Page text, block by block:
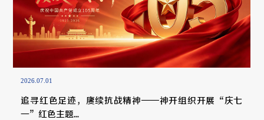
2026.07.01
追寻红色足迹，赓续抗战精神——神开组织开展“庆七
一”红色主题...